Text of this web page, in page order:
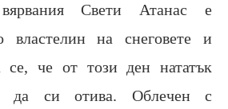
Свети Атанас е
властелин на снеговете и
се, че от този ден нататък
да си отива. Облечен с